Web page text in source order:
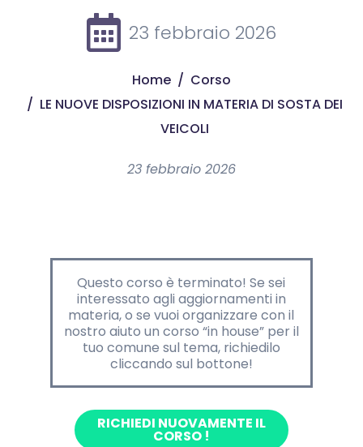
23 febbraio 2026
Home
Corso
LE NUOVE DISPOSIZIONI IN MATERIA DI SOSTA DEI
VEICOLI
23 febbraio 2026
Questo corso è terminato! Se sei
interessato agli aggiornamenti in
materia, o se vuoi organizzare con il
nostro aiuto un corso “in house” per il
tuo comune sul tema, richiedilo
cliccando sul bottone!
RICHIEDI NUOVAMENTE IL
CORSO !